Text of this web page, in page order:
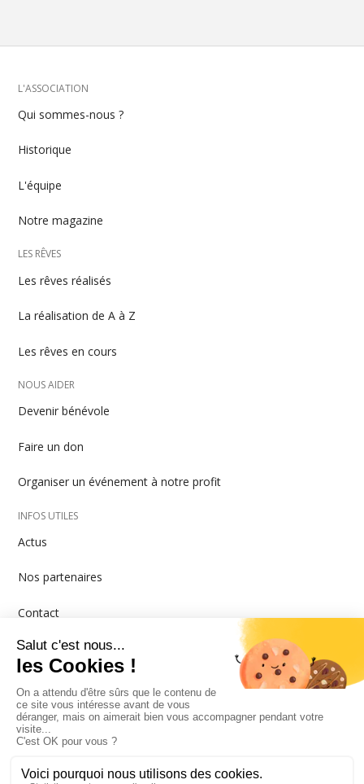
Menu
footer
L'ASSOCIATION
Qui sommes-nous ?
Historique
L'équipe
Notre magazine
LES RÊVES
Les rêves réalisés
La réalisation de A à Z
Les rêves en cours
NOUS AIDER
Devenir bénévole
Faire un don
Organiser un événement à notre profit
INFOS UTILES
Actus
Nos partenaires
Contact
MISTRAL GAGNANT - Rue de la Colonne 1A - 1080
Bruxelles
info@mistralgagnant.be
N° compte BE42 2100 4260 2654
N° entreprise 0447059934